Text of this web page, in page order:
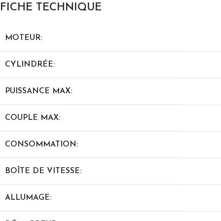
FICHE TECHNIQUE
MOTEUR:
CYLINDRÉE:
PUISSANCE MAX:
COUPLE MAX:
CONSOMMATION:
BOÎTE DE VITESSE:
ALLUMAGE: